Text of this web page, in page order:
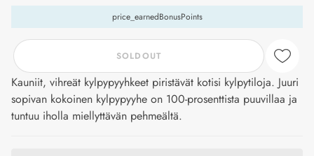
price_earnedBonusPoints
SOLDOUT
Kauniit, vihreät kylpypyyhkeet piristävät kotisi kylpytiloja. Juuri
sopivan kokoinen kylpypyyhe on 100-prosenttista puuvillaa ja
tuntuu iholla miellyttävän pehmeältä.